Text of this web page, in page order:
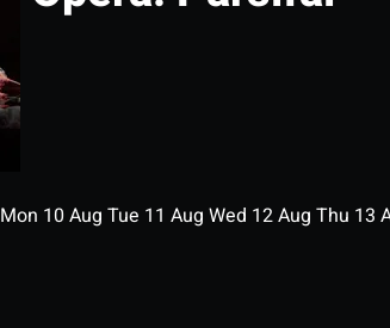
Mon 10 Aug Tue 11 Aug Wed 12Aug Thu 13